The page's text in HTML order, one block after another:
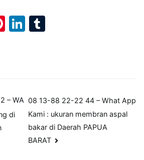
Pinterest
LinkedIn
– WA
di
08 13-88 22-22 44 – What App
Kami : ukuran membran aspal
bakar di Daerah PAPUA
BARAT